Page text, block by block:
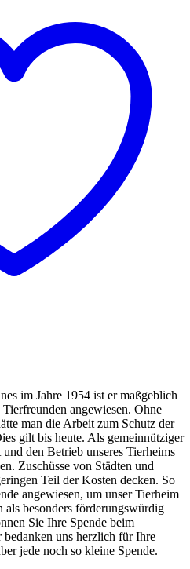
im Jahre 1954 ist er maßgeblich
angewiesen. Ohne
man die Arbeit zum Schutz der
gilt bis heute. Als gemeinnütziger
den Betrieb unseres Tierheims
Zuschüsse von Städten und
Teil der Kosten decken. So
angewiesen, um unser Tierheim
besonders förderungswürdig
Sie Ihre Spende beim
uns herzlich für Ihre
jede noch so kleine Spende.